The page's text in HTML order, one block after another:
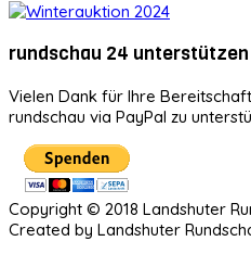
rundschau 24 unterstützen
Vielen Dank für Ihre
rundschau via PayPal zu
Copyright © 2018 Landshuter
Created by Landshuter